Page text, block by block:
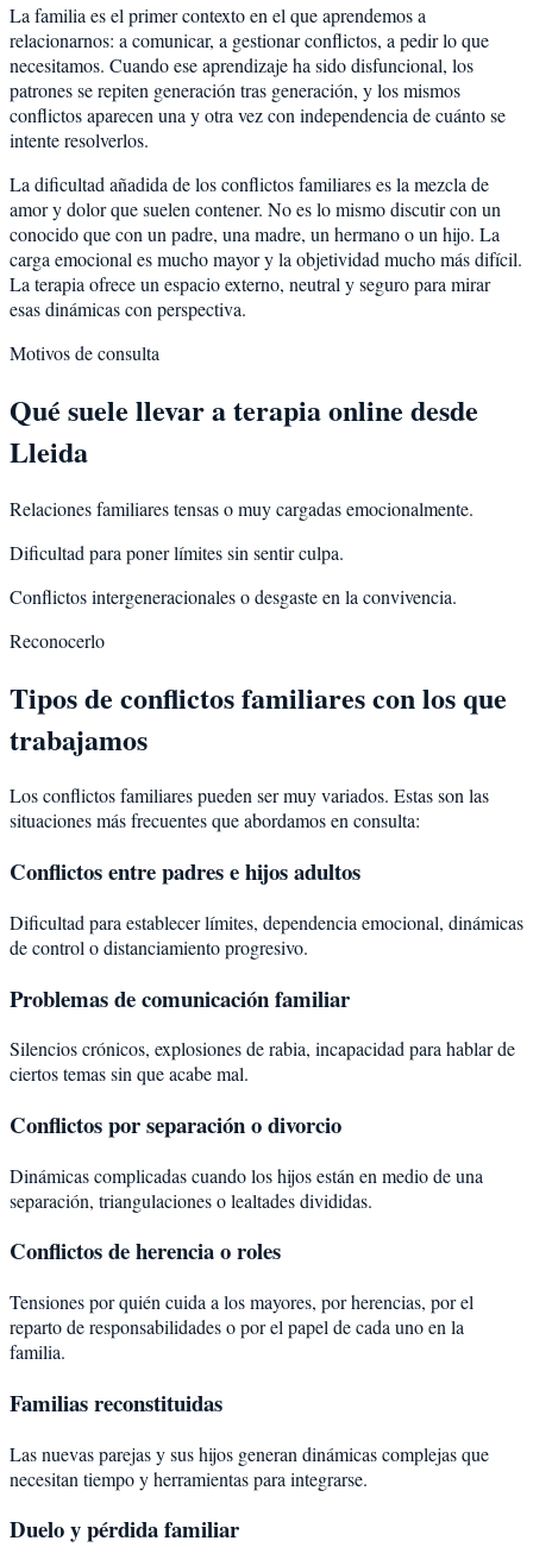
La familia es el primer contexto en el que aprendemos a
relacionarnos: a comunicar, a gestionar conflictos, a pedir lo que
necesitamos. Cuando ese aprendizaje ha sido disfuncional, los
patrones se repiten generación tras generación, y los mismos
conflictos aparecen una y otra vez con independencia de cuánto se
intente resolverlos.
La dificultad añadida de los conflictos familiares es la mezcla de
amor y dolor que suelen contener. No es lo mismo discutir con un
conocido que con un padre, una madre, un hermano o un hijo. La
carga emocional es mucho mayor y la objetividad mucho más difícil.
La terapia ofrece un espacio externo, neutral y seguro para mirar
esas dinámicas con perspectiva.
Motivos de consulta
Qué suele llevar a terapia online desde
Lleida
Relaciones familiares tensas o muy cargadas emocionalmente.
Dificultad para poner límites sin sentir culpa.
Conflictos intergeneracionales o desgaste en la convivencia.
Reconocerlo
Tipos de conflictos familiares con los que
trabajamos
Los conflictos familiares pueden ser muy variados. Estas son las
situaciones más frecuentes que abordamos en consulta:
Conflictos entre padres e hijos adultos
Dificultad para establecer límites, dependencia emocional, dinámicas
de control o distanciamiento progresivo.
Problemas de comunicación familiar
Silencios crónicos, explosiones de rabia, incapacidad para hablar de
ciertos temas sin que acabe mal.
Conflictos por separación o divorcio
Dinámicas complicadas cuando los hijos están en medio de una
separación, triangulaciones o lealtades divididas.
Conflictos de herencia o roles
Tensiones por quién cuida a los mayores, por herencias, por el
reparto de responsabilidades o por el papel de cada uno en la
familia.
Familias reconstituidas
Las nuevas parejas y sus hijos generan dinámicas complejas que
necesitan tiempo y herramientas para integrarse.
Duelo y pérdida familiar